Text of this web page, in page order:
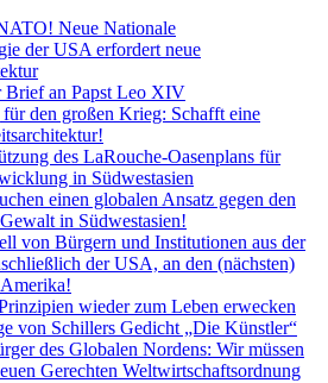
Neue Nationale
der USA erfordert neue
Brief an Papst Leo XIV
den großen Krieg: Schafft eine
des LaRouche-Oasenplans für
in Südwestasien
einen globalen Ansatz gegen den
in Südwestasien!
von Bürgern und Institutionen aus der
der USA, an den (nächsten)
wieder zum Leben erwecken
von Schillers Gedicht „Die Künstler“
des Globalen Nordens: Wir müssen
Gerechten Weltwirtschaftsordnung